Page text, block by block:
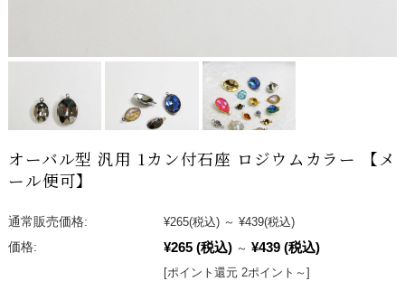
オーバル型 汎用 1カン付石座 ロジウムカラー 【メ
ール便可】
通常販売価格: ¥265(税込) ～ ¥439(税込)
価格:
¥265 (税込) ～ ¥439 (税込)
[ポイント還元 2ポイント～]